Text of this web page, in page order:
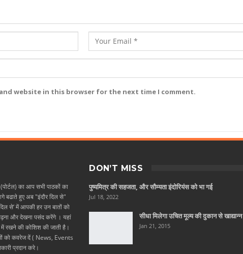
and website in this browser for the next time I comment.
का आप सभी पाठकों का
बढाते हुए अब "इंदौर दिल से"
से’ में आपकी हर उन बातों को
और देखना पसंद करेंगे । यहां
में रखने की कोशिश की जाती है।
को कवरेज दें ( News, Events
प्रदान करे।
DON’T MISS
पुष्यमित्र की सहजता, और सौम्यता इंदोरियंस को भा गई
Jul 18, 2022
सीधा मिलेगा उचित मूल्य की दुकान से खाद्यान्न
Jan 21, 2015